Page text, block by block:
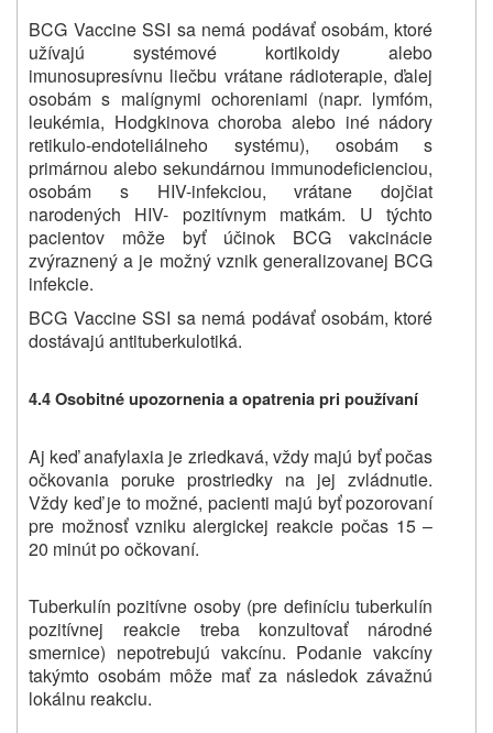
BCG Vaccine SSI sa nemá podávať osobám, ktoré
užívajú systémové kortikoidy alebo
imunosupresívnu liečbu vrátane rádioterapie, ďalej
osobám s malígnymi ochoreniami (napr. lymfóm,
leukémia, Hodgkinova choroba alebo iné nádory
retikulo-endoteliálneho systému), osobám s
primárnou alebo sekundárnou immunodeficienciou,
osobám s HIV-infekciou, vrátane dojčiat
narodených HIV- pozitívnym matkám. U týchto
pacientov môže byť účinok BCG vakcinácie
zvýraznený a je možný vznik generalizovanej BCG
infekcie.
BCG Vaccine SSI sa nemá podávať osobám, ktoré
dostávajú antituberkulotiká.
4.4 Osobitné upozornenia a opatrenia pri používaní
Aj keď anafylaxia je zriedkavá, vždy majú byť počas
očkovania poruke prostriedky na jej zvládnutie.
Vždy keď je to možné, pacienti majú byť pozorovaní
pre možnosť vzniku alergickej reakcie počas 15 –
20 minút po očkovaní.
Tuberkulín pozitívne osoby (pre definíciu tuberkulín
pozitívnej reakcie treba konzultovať národné
smernice) nepotrebujú vakcínu. Podanie vakcíny
takýmto osobám môže mať za následok závažnú
lokálnu reakciu.